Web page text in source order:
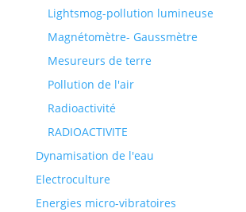
Lightsmog-pollution lumineuse
Magnétomètre- Gaussmètre
Mesureurs de terre
Pollution de l'air
Radioactivité
RADIOACTIVITE
Dynamisation de l'eau
Electroculture
Energies micro-vibratoires